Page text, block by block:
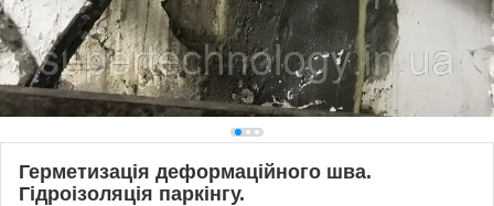
Герметизація деформаційного шва.
Гідроізоляція паркінгу.